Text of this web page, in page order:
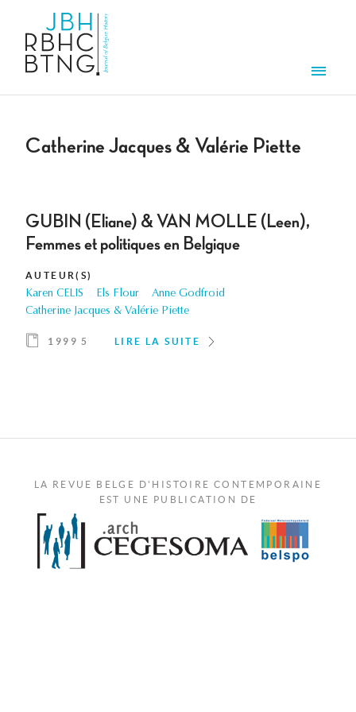
Catherine Jacques & Valérie Piette
GUBIN (Eliane) & VAN MOLLE (Leen),
Femmes et politiques en Belgique
AUTEUR(S)
Karen CELIS Els Flour
Anne Godfroid
Catherine Jacques & Valérie Piette
1999 5 LIRE LA SUITE
LA REVUE BELGE D'HISTOIRE CONTEMPORAINE
EST UNE PUBLICATION DE